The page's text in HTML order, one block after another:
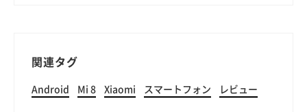
関連タグ
Android Mi 8 Xiaomi スマートフォン レビュー